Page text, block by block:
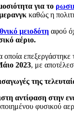
για το
καθώς η
μειοδότη αφού
αέριο.
οποία
2023, με
της
αντίφαση στην
φυσικού